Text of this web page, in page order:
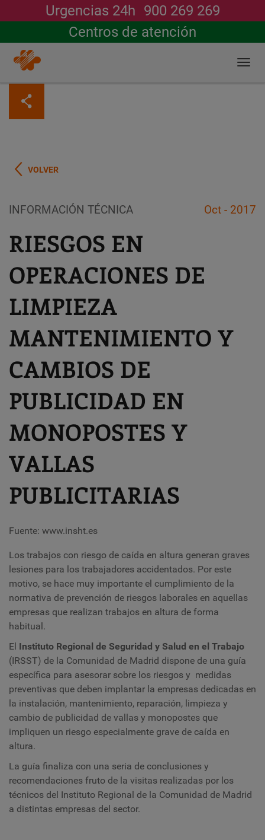
contenido
principal
Urgencias 24h 900 269 269
Centros de atención
Buscar
VOLVER
INFORMACIÓN TÉCNICA Oct - 2017
RIESGOS EN
OPERACIONES DE
LIMPIEZA
MANTENIMIENTO Y
CAMBIOS DE
PUBLICIDAD EN
MONOPOSTES Y
VALLAS
PUBLICITARIAS
Fuente: www.insht.es
Los trabajos con riesgo de caída en altura generan graves
lesiones para los trabajadores accidentados. Por este
motivo, se hace muy importante el cumplimiento de la
normativa de prevención de riesgos laborales en aquellas
empresas que realizan trabajos en altura de forma
habitual.
El Instituto Regional de Seguridad y Salud en el Trabajo
(IRSST) de la Comunidad de Madrid dispone de una guía
específica para asesorar sobre los riesgos y medidas
preventivas que deben implantar la empresas dedicadas en
la instalación, mantenimiento, reparación, limpieza y
cambio de publicidad de vallas y monopostes que
impliquen un riesgo especialmente grave de caída en
altura.
La guía finaliza con una seria de conclusiones y
recomendaciones fruto de la visitas realizadas por los
técnicos del Instituto Regional de la Comunidad de Madrid
a distintas empresas del sector.